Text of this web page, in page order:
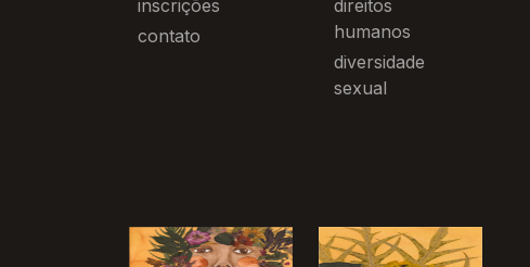
inscrições
contato
direitos
humanos
diversidade
sexual